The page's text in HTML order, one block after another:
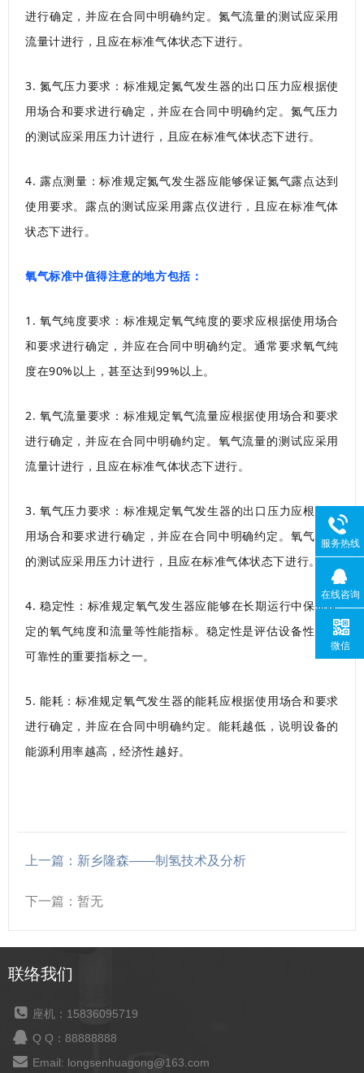
进行确定，并应在合同中明确约定。氮气流量的测试应采用
流量计进行，且应在标准气体状态下进行。
3. 氮气压力要求：标准规定氮气发生器的出口压力应根据使
用场合和要求进行确定，并应在合同中明确约定。氮气压力
的测试应采用压力计进行，且应在标准气体状态下进行。
4. 露点测量：标准规定氮气发生器应能够保证氮气露点达到
使用要求。露点的测试应采用露点仪进行，且应在标准气体
状态下进行。
氧气标准中值得注意的地方包括：
1. 氧气纯度要求：标准规定氧气纯度的要求应根据使用场合
和要求进行确定，并应在合同中明确约定。通常要求氧气纯
度在90%以上，甚至达到99%以上。
2. 氧气流量要求：标准规定氧气流量应根据使用场合和要求
进行确定，并应在合同中明确约定。氧气流量的测试应采用
流量计进行，且应在标准气体状态下进行。
3. 氧气压力要求：标准规定氧气发生器的出口压力应根据使
用场合和要求进行确定，并应在合同中明确约定。氧气压力
的测试应采用压力计进行，且应在标准气体状态下进行。
4. 稳定性：标准规定氧气发生器应能够在长期运行中保持稳
定的氧气纯度和流量等性能指标。稳定性是评估设备性能和
可靠性的重要指标之一。
5. 能耗：标准规定氧气发生器的能耗应根据使用场合和要求
进行确定，并应在合同中明确约定。能耗越低，说明设备的
能源利用率越高，经济性越好。
上一篇：新乡隆森——制氢技术及分析
下一篇：暂无
联络我们
座机：15836095719
Q Q：88888888
Email: longsenhuagong@163.com
服务热线
在线咨询
微信